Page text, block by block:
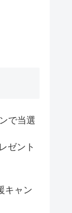
で当選
ゼント
キャン